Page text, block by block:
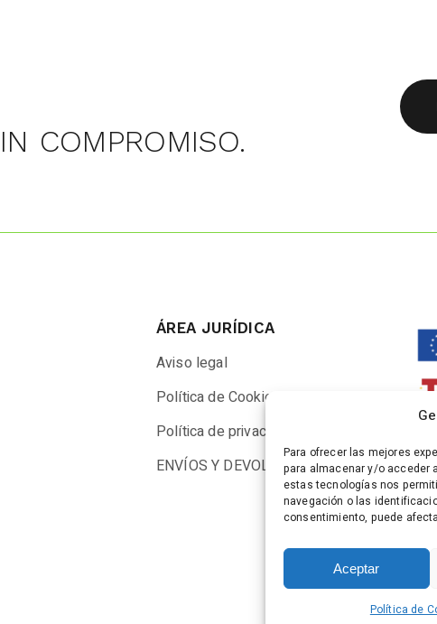
Para ofrecer las mejores
para almacenar y/o acceder
estas tecnologías nos
navegación o las
consentimiento, puede
Aceptar
Política de
COMPROMISO.
ÁREA JURÍDICA
Aviso legal
Política de Cookies
Política de privacidad
ENVÍOS Y DEVOLUCIONES